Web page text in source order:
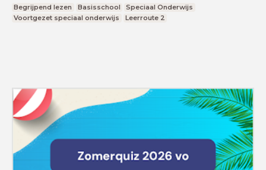
Begrijpend lezen Basisschool
Speciaal Onderwijs
Voortgezet speciaal onderwijs
Leerroute 2